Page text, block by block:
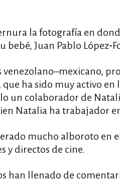
la fotografía en
bebé, Juan Pablo
venezolano–mexicano,
ha sido muy activo en
un colaborador de
Natalia ha trabajador
mucho alboroto en
y directos de cine.
han llenado de